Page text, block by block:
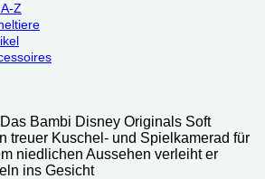
Z
Bambi Disney Originals Soft
treuer Kuschel- und Spielkamerad für
niedlichen Aussehen verleiht er
ins Gesicht